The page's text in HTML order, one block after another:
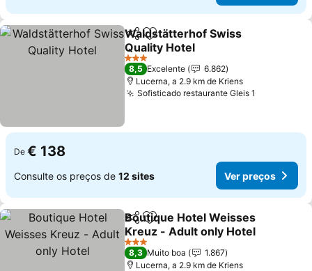
PartilharAdicionar aos favoritos
Waldstätterhof Swiss
Quality Hotel
Ver preços
3 Estrelas
8,5 Excelente
6.862
Lucerna, a 2.9 km de Kriens
Sofisticado restaurante Gleis 1
De € 138
Consulte os preços de 12 sites Ver preços
PartilharAdicionar aos favoritos
Boutique Hotel Weisses
Kreuz - Adult only Hotel
Ver preços
3 Estrelas
8,3 Muito boa
1.867
Lucerna, a 2.9 km de Kriens